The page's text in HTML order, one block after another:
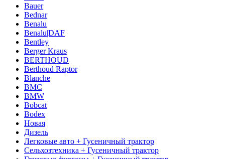
Bauer
Bednar
Benalu
Benalu|DAF
Bentley
Berger Kraus
BERTHOUD
Berthoud Raptor
Blanche
BMC
BMW
Bobcat
Bodex
Новая
Дизель
Легковые авто + Гусеничный трактор
Сельхозтехника + Гусеничный трактор